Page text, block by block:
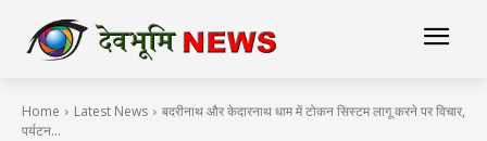
Home Latest News
बदरीनाथ और केदारनाथ धाम में टोकन सिस्टम लागू करने पर विचार,
पर्यटन...